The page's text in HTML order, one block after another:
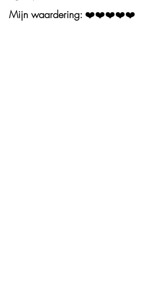
Mijn waardering: ❤️❤️❤️❤️❤️